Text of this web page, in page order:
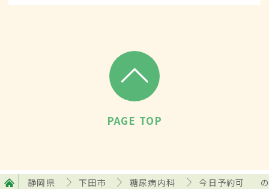
PAGE TOP
静岡県 下田市 糖尿病内科 今日予約可